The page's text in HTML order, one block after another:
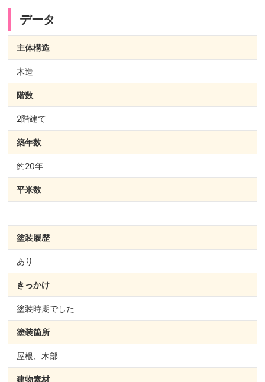
データ
主体構造
木造
階数
2階建て
築年数
約20年
平米数
塗装履歴
あり
きっかけ
塗装時期でした
塗装箇所
屋根、木部
建物素材